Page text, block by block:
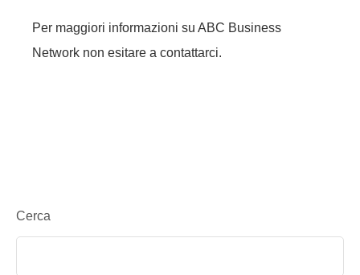
Per maggiori informazioni su ABC Business
Network non esitare a contattarci.
Cerca